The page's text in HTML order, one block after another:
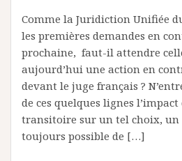
Comme la Juridiction Unifiée
les premières demandes en
prochaine, faut-il attendre
aujourd’hui une action en
devant le juge français ?
de ces quelques lignes
transitoire sur un tel choix, un
toujours possible de […]